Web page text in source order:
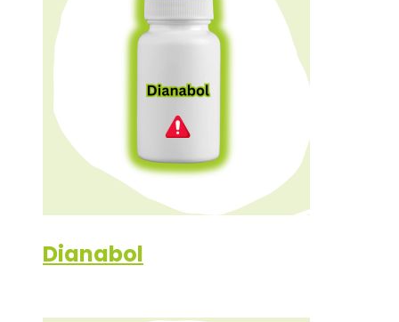
Dianabol